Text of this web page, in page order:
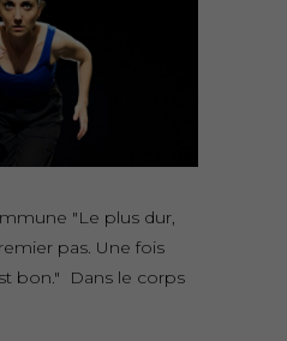
"Le plus dur,
pas. Une fois
bon." Dans le corps